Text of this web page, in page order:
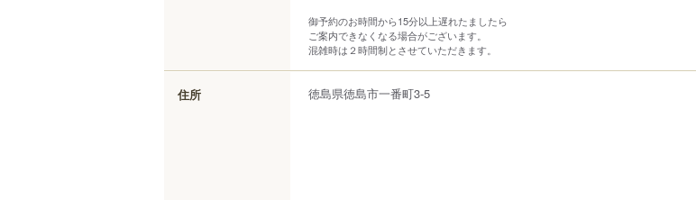
御予約のお時間から15分以上遅れたましたら
ご案内できなくなる場合がございます。
混雑時は２時間制とさせていただきます。
住所 徳島県徳島市一番町3-5